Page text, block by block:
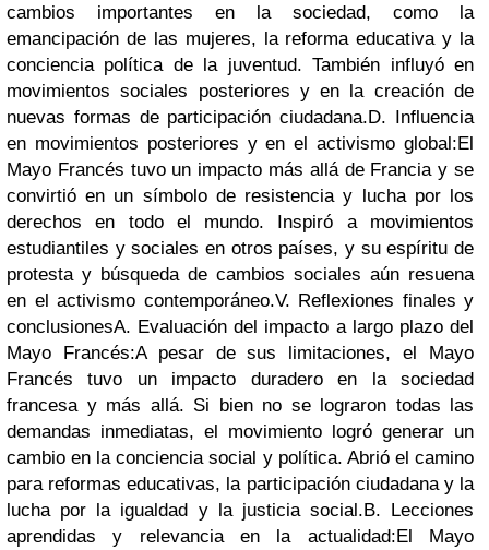
cambios importantes en la sociedad, como la
emancipación de las mujeres, la reforma educativa y la
conciencia política de la juventud. También influyó en
movimientos sociales posteriores y en la creación de
nuevas formas de participación ciudadana.D. Influencia
en movimientos posteriores y en el activismo global:El
Mayo Francés tuvo un impacto más allá de Francia y se
convirtió en un símbolo de resistencia y lucha por los
derechos en todo el mundo. Inspiró a movimientos
estudiantiles y sociales en otros países, y su espíritu de
protesta y búsqueda de cambios sociales aún resuena
en el activismo contemporáneo.V. Reflexiones finales y
conclusionesA. Evaluación del impacto a largo plazo del
Mayo Francés:A pesar de sus limitaciones, el Mayo
Francés tuvo un impacto duradero en la sociedad
francesa y más allá. Si bien no se lograron todas las
demandas inmediatas, el movimiento logró generar un
cambio en la conciencia social y política. Abrió el camino
para reformas educativas, la participación ciudadana y la
lucha por la igualdad y la justicia social.B. Lecciones
aprendidas y relevancia en la actualidad:El Mayo